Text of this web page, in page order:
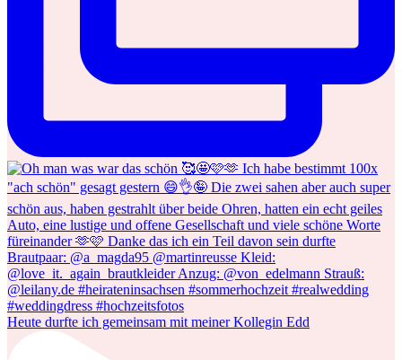
Heute durfte ich gemeinsam mit meiner Kollegin Edd